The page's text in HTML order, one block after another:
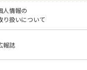
人情報の
り扱いについて
報誌